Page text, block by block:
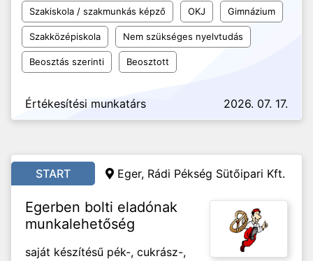
Szakiskola / szakmunkás képző OKJ Gimnázium
Szakközépiskola Nem szükséges nyelvtudás
Beosztás szerinti Beosztott
Értékesítési munkatárs 2026. 07. 17.
START Eger, Rádi Pékség Sütőipari Kft.
Egerben bolti eladónak
munkalehetőség
saját készítésű pék-, cukrász-,